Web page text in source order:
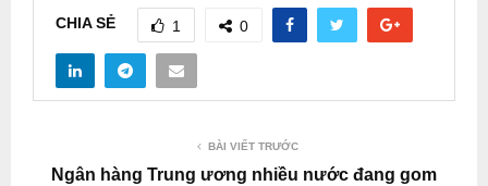
CHIA SẺ 1 0
BÀI VIẾT TRƯỚC
Ngân hàng Trung ương nhiều nước đang gom